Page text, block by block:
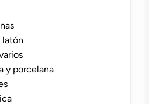
latón
y porcelana